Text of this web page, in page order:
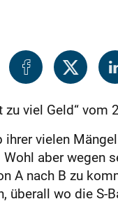
viel Geld“ vom
ihrer vielen
aber wegen
A nach B zu
wo die S-